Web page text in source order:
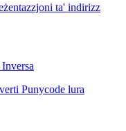
ta' indirizz
Punycode lura